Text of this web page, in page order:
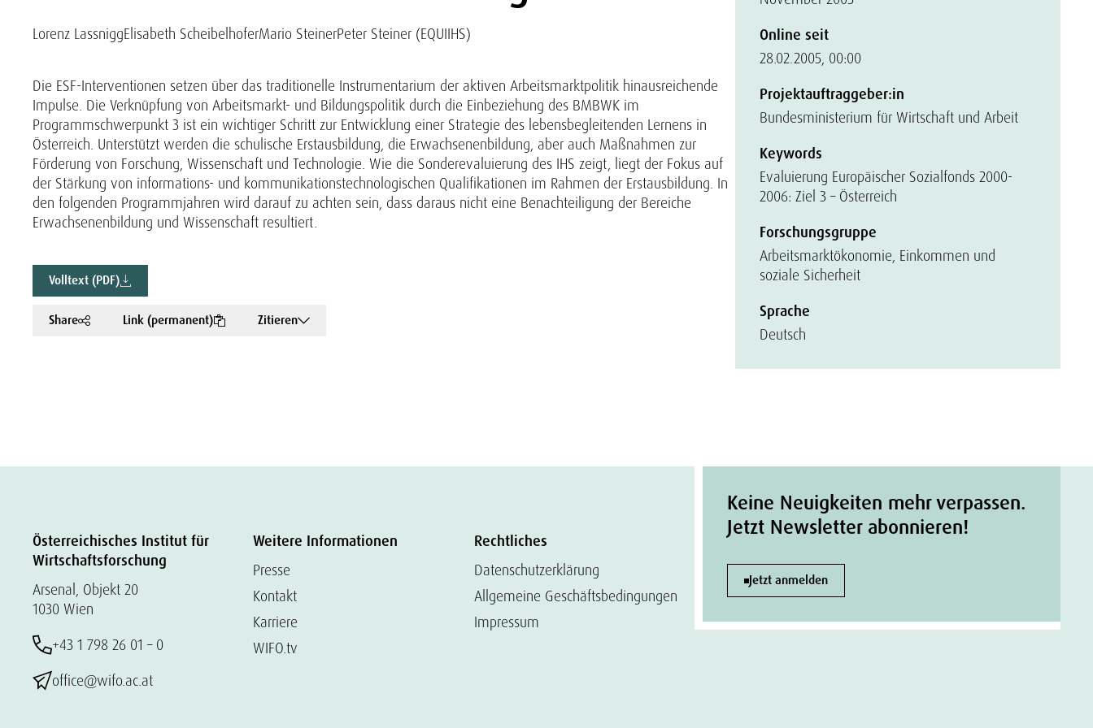
Lorenz LassniggElisabeth ScheibelhoferMario SteinerPeter Steiner (EQUIIHS)
Die ESF-Interventionen setzen über das traditionelle Instrumentarium der aktiven Arbeitsmarktpolitik hinausreichende
Impulse. Die Verknüpfung von Arbeitsmarkt- und Bildungspolitik durch die Einbeziehung des BMBWK im
Programmschwerpunkt 3 ist ein wichtiger Schritt zur Entwicklung einer Strategie des lebensbegleitenden Lernens in
Österreich. Unterstützt werden die schulische Erstausbildung, die Erwachsenenbildung, aber auch Maßnahmen zur
Förderung von Forschung, Wissenschaft und Technologie. Wie die Sonderevaluierung des IHS zeigt, liegt der Fokus auf
der Stärkung von informations- und kommunikationstechnologischen Qualifikationen im Rahmen der Erstausbildung. In
den folgenden Programmjahren wird darauf zu achten sein, dass daraus nicht eine Benachteiligung der Bereiche
Erwachsenenbildung und Wissenschaft resultiert.
Volltext (PDF)
Share Link (permanent) Zitieren
Online seit
28.02.2005, 00:00
Projektauftraggeber:in
Bundesministerium für Wirtschaft und Arbeit
Keywords
Evaluierung Europäischer Sozialfonds 2000-
2006: Ziel 3 – Österreich
Forschungsgruppe
Arbeitsmarktökonomie, Einkommen und
soziale Sicherheit
Sprache
Deutsch
Österreichisches Institut für
Wirtschaftsforschung
Arsenal, Objekt 20
1030 Wien
+43 1 798 26 01 – 0
office@wifo.ac.at
Weitere Informationen
Presse
Kontakt
Karriere
WIFO.tv
Rechtliches
Datenschutzerklärung
Allgemeine Geschäftsbedingungen
Impressum
Keine Neuigkeiten mehr verpassen.
Jetzt Newsletter abonnieren!
Jetzt anmelden